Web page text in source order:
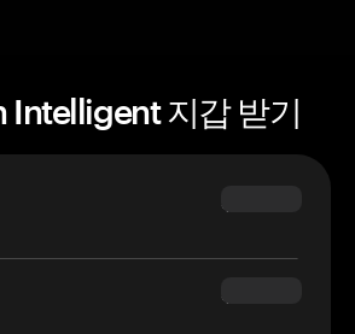
Intelligent 지갑 받기
$69.90
$54.90